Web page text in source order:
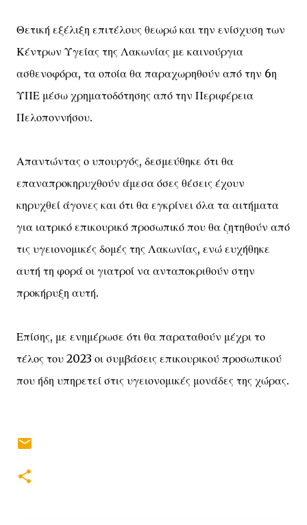
Θετική εξέλιξη επιτέλους θεωρώ και την ενίσχυση των
Κέντρων Υγείας της Λακωνίας με καινούργια
ασθενοφόρα, τα οποία θα παραχωρηθούν από την 6η
ΥΠΕ μέσω χρηματοδότησης από την Περιφέρεια
Πελοποννήσου.
Απαντώντας ο υπουργός, δεσμεύθηκε ότι θα
επαναπροκηρυχθούν άμεσα όσες θέσεις έχουν
κηρυχθεί άγονες και ότι θα εγκρίνει όλα τα αιτήματα
για ιατρικό επικουρικό προσωπικό που θα ζητηθούν από
τις υγειονομικές δομές της Λακωνίας, ενώ ευχήθηκε
αυτή τη φορά οι γιατροί να ανταποκριθούν στην
προκήρυξη αυτή.
Επίσης, με ενημέρωσε ότι θα παραταθούν μέχρι το
τέλος του 2023 οι συμβάσεις επικουρικού προσωπικού
που ήδη υπηρετεί στις υγειονομικές μονάδες της χώρας.